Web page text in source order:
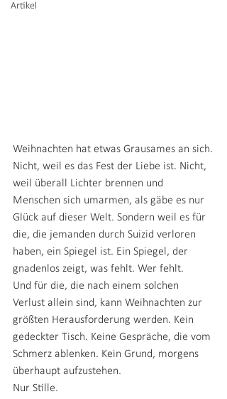
Artikel
Weihnachten hat etwas Grausames an sich.
Nicht, weil es das Fest der Liebe ist. Nicht,
weil überall Lichter brennen und
Menschen sich umarmen, als gäbe es nur
Glück auf dieser Welt. Sondern weil es für
die, die jemanden durch Suizid verloren
haben, ein Spiegel ist. Ein Spiegel, der
gnadenlos zeigt, was fehlt. Wer fehlt.
Und für die, die nach einem solchen
Verlust allein sind, kann Weihnachten zur
größten Herausforderung werden. Kein
gedeckter Tisch. Keine Gespräche, die vom
Schmerz ablenken. Kein Grund, morgens
überhaupt aufzustehen.
Nur Stille.